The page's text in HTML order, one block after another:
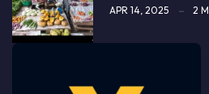
APR 14, 2025 2